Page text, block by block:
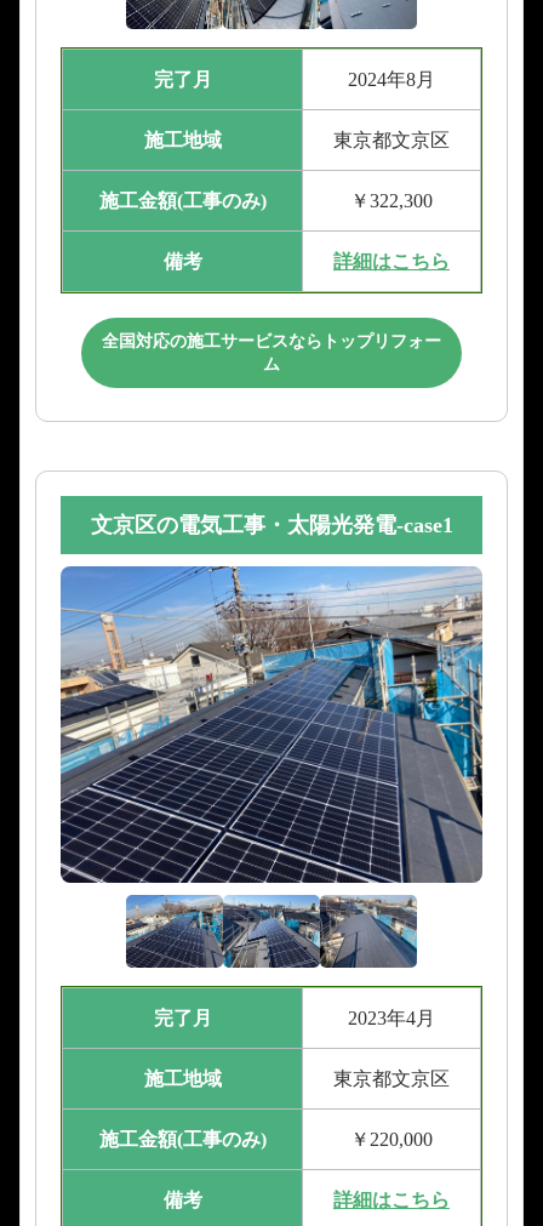
完了月 2024年8月
施工地域 東京都文京区
施工金額(工事のみ) ￥322,300
備考 詳細はこちら
全国対応の施工サービスならトップリフォー
ム
文京区の電気工事・太陽光発電-case1
完了月 2023年4月
施工地域 東京都文京区
施工金額(工事のみ) ￥220,000
備考 詳細はこちら